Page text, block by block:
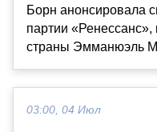
Борн анонсировала
партии
страны Эмманюэль
03:00, 04 Июл